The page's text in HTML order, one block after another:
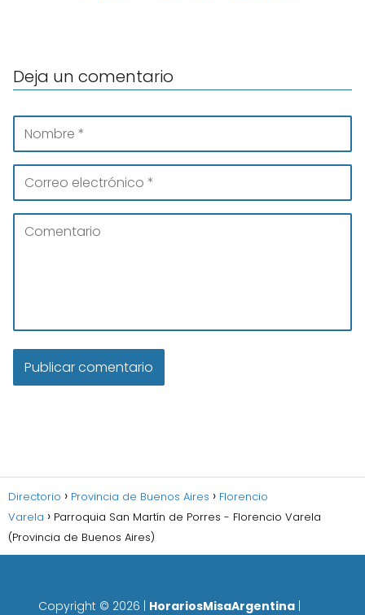
Deja un comentario
Directorio Provincia de Buenos Aires
Florencio
Varela
Parroquia San Martín de Porres - Florencio Varela
(Provincia de Buenos Aires)
Copyright © 2026 HorariosMisaArgentina